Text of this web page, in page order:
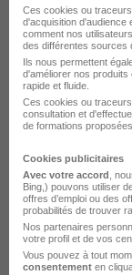
Agent de
Saint-
Communes
Saint-Pierre-
Voir l’offre
Ces cookies ou
d'acquisition d'audience
comment nos
des différentes sources
Ils nous permettent
d'améliorer nos
rapide et fluide.
Ces cookies ou
consultation et
de formations proposées.
Cookies publicitaires
Avec votre accord ,
Bing,) pouvons utiliser
offres d’emploi ou des
probabilités de trouver
Nos partenaires
votre profil et de vos
Vous pouvez à tout
consentement en